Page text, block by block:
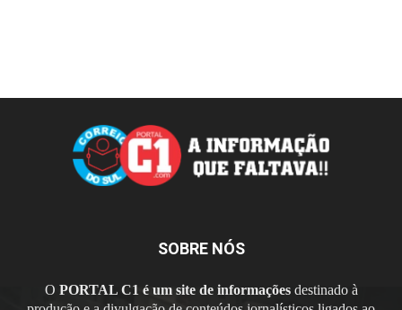
SOBRE NÓS
O PORTAL C1 é um site de informaçõesdestinado à